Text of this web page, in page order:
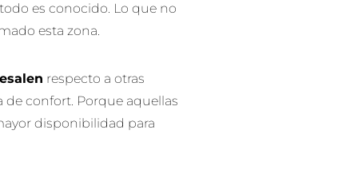
es conocido. Lo que no
esta zona.
respecto a otras
de confort. Porque aquellas
disponibilidad para